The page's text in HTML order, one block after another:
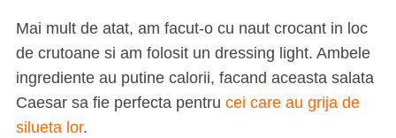
Mai mult de atat, am facut-o cu naut crocant in loc
de crutoane si am folosit un dressing light. Ambele
ingrediente au putine calorii, facand aceasta salata
Caesar sa fie perfecta pentru cei care au grija de
silueta lor.